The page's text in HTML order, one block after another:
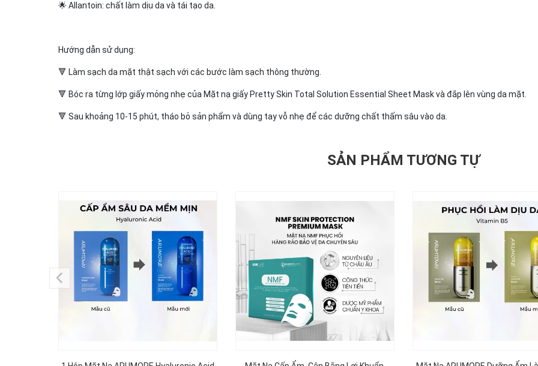
🌟 Allantoin: chất làm dịu da và tái tạo da.
Hướng dẫn sử dụng:
🔻 Làm sạch da mặt thật sạch với các bước làm sạch thông thường.
🔻 Bóc ra từng lớp giấy mỏng nhẹ của Mặt nạ giấy Pretty Skin Total Solution Essential Sheet Mask và đắp lên vùng da mặt.
🔻 Sau khoảng 10-15 phút, tháo bỏ sản phẩm và dùng tay vỗ nhẹ để các dưỡng chất thấm sâu vào da.
SẢN PHẨM TƯƠNG TỰ